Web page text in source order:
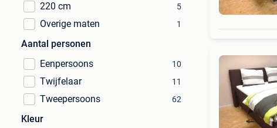
220 cm 5
Overige maten 1
Aantal personen
Eenpersoons
10
Twijfelaar 11
Tweepersoons 62
Kleur